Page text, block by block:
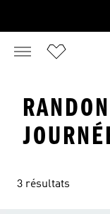
3 résultats